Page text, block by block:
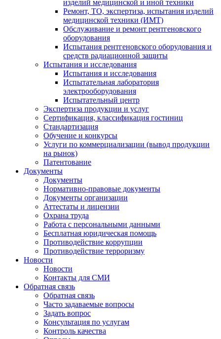
изделий медицинской и иной техники
Ремонт, ТО, экспертиза, испытания изделий
медицинской техники (ИМТ)
Обслуживание и ремонт рентгеновского
оборудования
Испытания рентгеновского оборудования и
средств радиационной защиты
Испытания и исследования
Испытания и исследования
Испытательная лаборатория
электрооборудования
Испытательный центр
Экспертиза продукции и услуг
Сертификация, классификация гостиниц
Стандартизация
Обучение и конкурсы
Услуги по коммерциализации (вывод продукции
на рынок)
Патентование
Документы
Документы
Нормативно-правовые документы
Документы организации
Аттестаты и лицензии
Охрана труда
Работа с персональными данными
Бесплатная юридическая помощь
Противодействие коррупции
Противодействие терроризму
Новости
Новости
Контакты для СМИ
Обратная связь
Обратная связь
Часто задаваемые вопросы
Задать вопрос
Консультация по услугам
Контроль качества